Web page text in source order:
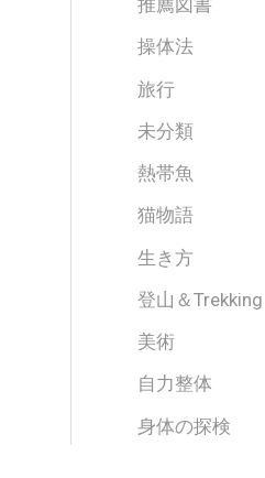
推薦図書
操体法
旅行
未分類
熱帯魚
猫物語
生き方
登山＆Trekking
美術
自力整体
身体の探検